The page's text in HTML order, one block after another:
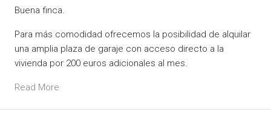
Buena finca.
Para más comodidad ofrecemos la posibilidad de alquilar
una amplia plaza de garaje con acceso directo a la
vivienda por 200 euros adicionales al mes.
Read More